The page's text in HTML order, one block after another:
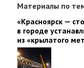
Материалы по
«Красноярск —
в городе
из «крылатого